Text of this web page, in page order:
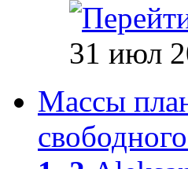
31 июл
Массы